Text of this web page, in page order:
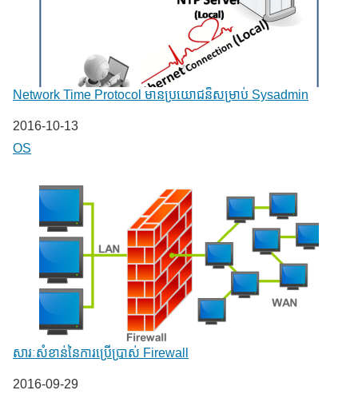
Network Time Protocol មានប្រយោជន៏សម្រាប់ Sysadmin
Date
2016-10-13
In relation to
OS
សារៈសំខាន់នៃការប្រើប្រាស់ Firewall
Date
2016-09-29